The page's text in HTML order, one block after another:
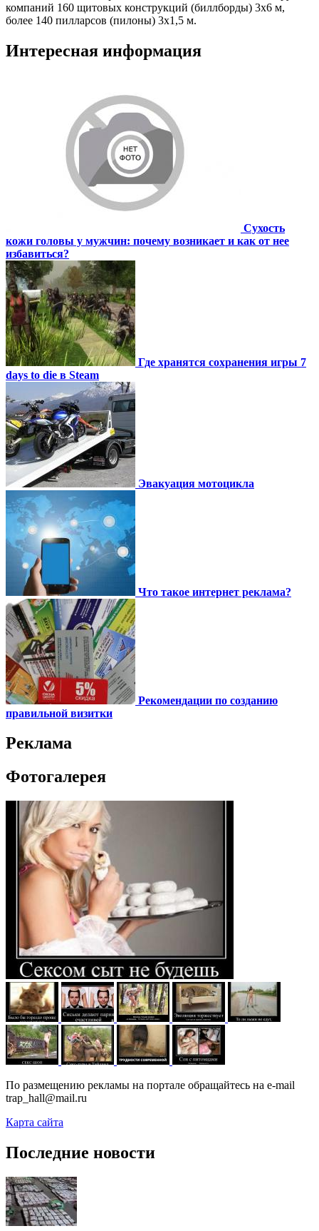
компаний 160 щитовых конструкций (биллборды) 3x6 м,
более 140 пилларсов (пилоны) 3х1,5 м.
Интересная информация
Сухость
кожи головы у мужчин: почему возникает и как от нее
избавиться?
Где хранятся сохранения игры 7
days to die в Steam
Эвакуация мотоцикла
Что такое интернет реклама?
Рекомендации по созданию
правильной визитки
Реклама
Фотогалерея
По размещению рекламы на портале обращайтесь на e-mail
trap_hall@mail.ru
Карта сайта
Последние новости